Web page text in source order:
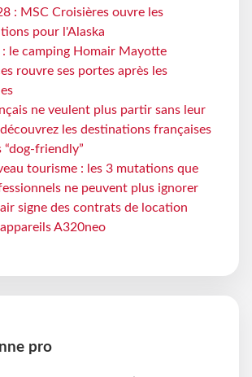
: MSC Croisières ouvre les
pour l'Alaska
: le camping Homair Mayotte
rouvre ses portes après les
ne veulent plus partir sans leur
les destinations françaises
“dog-friendly”
tourisme : les 3 mutations que
ne peuvent plus ignorer
signe des contrats de location
A320neo
pro